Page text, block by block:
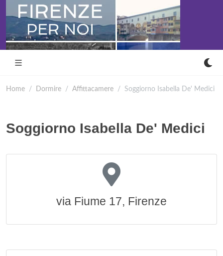
Home Dormire Affittacamere Soggiorno Isabella De' Medici
Soggiorno Isabella De' Medici
via Fiume 17, Firenze